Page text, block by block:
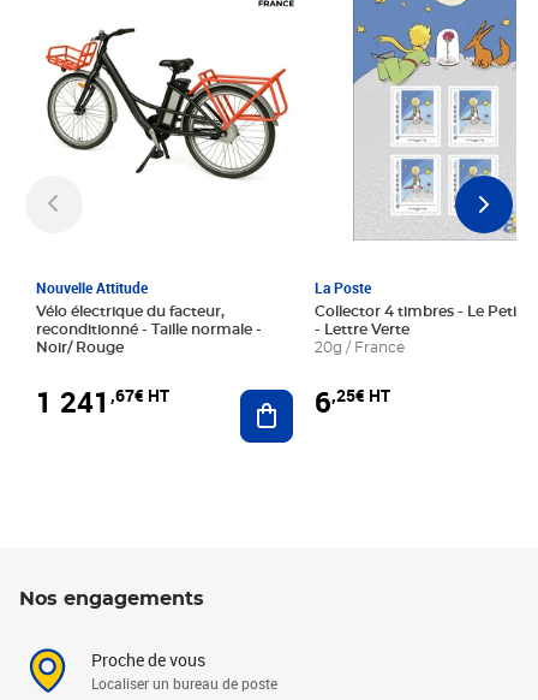
Nouvelle Attitude
Vélo électrique du facteur,
reconditionné - Taille normale -
Noir/ Rouge
1 241 ,67€ HT Ajouter au panier
La Poste
Collector 4 timbres - Le Petit
- Lettre Verte
20g / France
6,25€ HT
Nos engagements
Proche de vous
Localiser un bureau de poste